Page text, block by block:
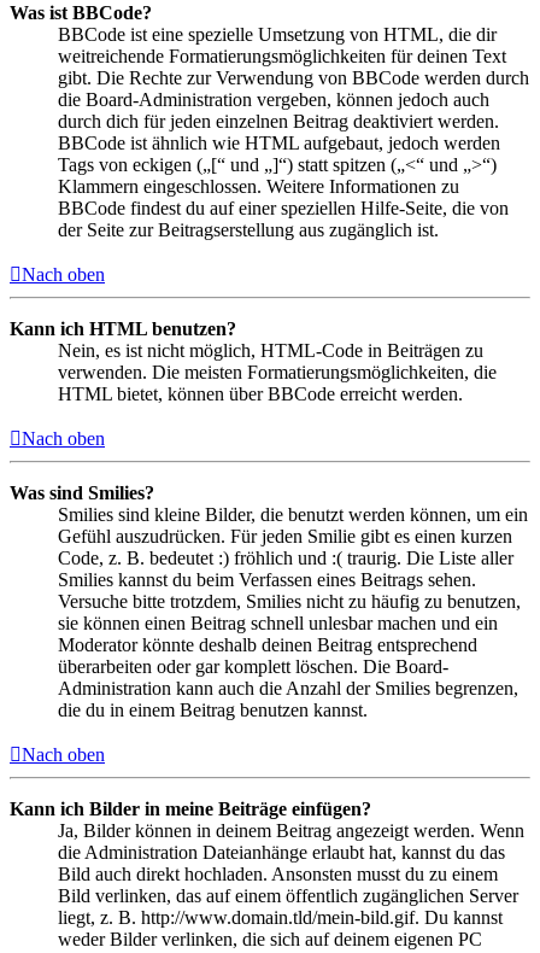
Was ist BBCode?
BBCode ist eine spezielle Umsetzung von HTML, die dir
weitreichende Formatierungsmöglichkeiten für deinen Text
gibt. Die Rechte zur Verwendung von BBCode werden durch
die Board-Administration vergeben, können jedoch auch
durch dich für jeden einzelnen Beitrag deaktiviert werden.
BBCode ist ähnlich wie HTML aufgebaut, jedoch werden
Tags von eckigen („[“ und „]“) statt spitzen („<“ und „>“)
Klammern eingeschlossen. Weitere Informationen zu
BBCode findest du auf einer speziellen Hilfe-Seite, die von
der Seite zur Beitragserstellung aus zugänglich ist.
Nach oben
Kann ich HTML benutzen?
Nein, es ist nicht möglich, HTML-Code in Beiträgen zu
verwenden. Die meisten Formatierungsmöglichkeiten, die
HTML bietet, können über BBCode erreicht werden.
Nach oben
Was sind Smilies?
Smilies sind kleine Bilder, die benutzt werden können, um ein
Gefühl auszudrücken. Für jeden Smilie gibt es einen kurzen
Code, z. B. bedeutet :) fröhlich und :( traurig. Die Liste aller
Smilies kannst du beim Verfassen eines Beitrags sehen.
Versuche bitte trotzdem, Smilies nicht zu häufig zu benutzen,
sie können einen Beitrag schnell unlesbar machen und ein
Moderator könnte deshalb deinen Beitrag entsprechend
überarbeiten oder gar komplett löschen. Die Board-
Administration kann auch die Anzahl der Smilies begrenzen,
die du in einem Beitrag benutzen kannst.
Nach oben
Kann ich Bilder in meine Beiträge einfügen?
Ja, Bilder können in deinem Beitrag angezeigt werden. Wenn
die Administration Dateianhänge erlaubt hat, kannst du das
Bild auch direkt hochladen. Ansonsten musst du zu einem
Bild verlinken, das auf einem öffentlich zugänglichen Server
liegt, z. B. http://www.domain.tld/mein-bild.gif. Du kannst
weder Bilder verlinken, die sich auf deinem eigenen PC